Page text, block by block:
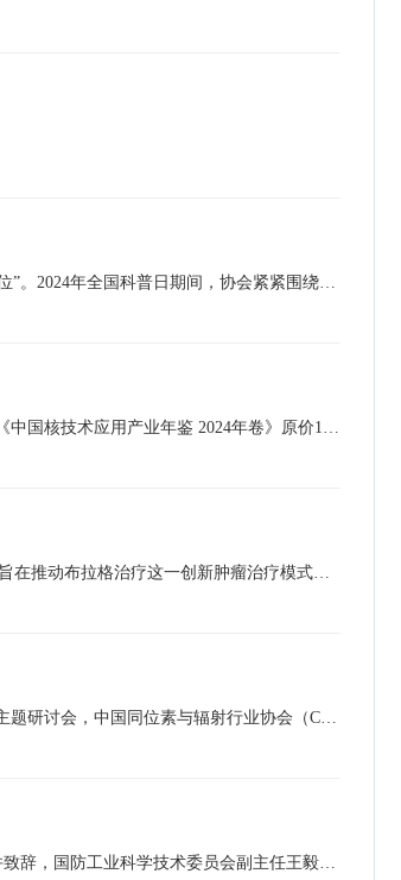
近日，中国科协发布《关于对2024年全国科普日有关组织单位和活动予以表扬的通知》，我协会荣获“2024年全国科普日活动优秀组织单位”。2024年全国科普日期间，协会紧紧围绕“提升全民科学素质 协力建设科技强国”的活动主题，联合业内相关单位与媒体协同发力，积极开展品牌化、多样化的核科普活动，促进多维度、多阵地的科普联动。协会与中国同辐公司、光明网联合出品的核技术应用系列科普动画《小核同学科普秀》，被国防科工局和国家原子能机构网站收录，生态环境部核与辐射安全中心也将此动画剧集遴选为《核安全强声音典型案例》； 截至2…
由中国同位素与辐射行业协会组织编纂的综合性资料性年刊《中国核技术应用产业年鉴 2024年卷》已于近日正式出版发行，欢迎订购。《中国核技术应用产业年鉴 2024年卷》原价160元，为答谢广大支持中国同位素与辐射行业发展的业内人士与友人，首批年鉴将以8折价格，即128元发售。数量有限，欢迎订购。订购汇款信息：名称：北京久雅图书有限公司开户行：北京农商银行青春路支行账号：1303000103020068779注意：汇款后，请把开票信息和收快递地址、收件人，及时以短信或微信的方式发送到联系人：崔杰 18501317269、刘伟 13601257799关于《中国核…
2024年12月6日，由中国同位素与辐射行业协会主办的《布拉格治疗管理规范》团体标准启动会暨初稿研讨会在苏州隆重召开。此次会议旨在推动布拉格治疗这一创新肿瘤治疗模式的规范化发展，充分发挥标准化在提升医疗服务质量中的重要作用，标志着布拉格治疗的规范化在肿瘤放射治疗领域迈入新的发展阶段。会议由中国同位素与辐射行业协会法规标准部主任吴丽丽主持，国内放射治疗和肿瘤免疫治疗领域的多位顶级专家学者齐聚一堂，就标准初稿内容及下一步工作展开深入研讨。从经验走向规范，布拉格治疗迎来发展新契机布拉格治疗是基于放射治疗与免疫…
11月26日，在国际原子能机构（IAEA）总部举行的核技术应用部长级大会期间，中国成功举办“原子能造福全球南方，共创核美家园”的主题研讨会，中国同位素与辐射行业协会（CIRA）与国际原子能机构在会上正式签署了“关于在放射性同位素与辐射加工领域的实际安排合作协议（PracticalArrangement, PA）”。此次签约标志着双方将进一步增强在该领域的合作，展现了中国在全球核技术应用领域的影响力和参与度，对于推动全球和平利用核技术与可持续发展具有重要意义。中国同位素与辐射行业协会副理事长张军旗、国际原子能机构副总干事纳贾特莫克塔分…
11月11日，以“核技术助力美好生活”为主题的核技术应用高质量发展论坛在广东珠海成功举办。国家国防科技工业局副局长卞志刚出席并致辞，国防工业科学技术委员会副主任王毅韧、中国工程院院士邓建军作主旨报告。卞志刚在致辞中表示，发展核技术应用产业是新时代促进核工业高质量发展的重要举措，是适应新一轮科技革命、支撑新质生产力生成的有力行动，需要政府部门与科技界、产业界双向发力、有机联动。他倡议，一是在供给端，激发核科技创新赋能传统产业，塑造产业发展新动能；二是在应用端，推动核技术与国民经济领域构建深度融合、应用为…